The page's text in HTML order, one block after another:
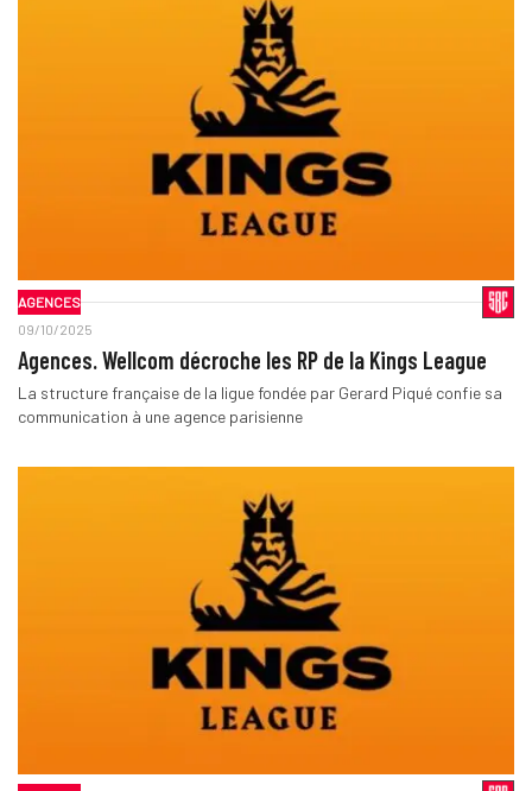
AGENCES
09/10/2025
Agences. Wellcom décroche les RP de la Kings League
La structure française de la ligue fondée par Gerard Piqué confie sa
communication à une agence parisienne